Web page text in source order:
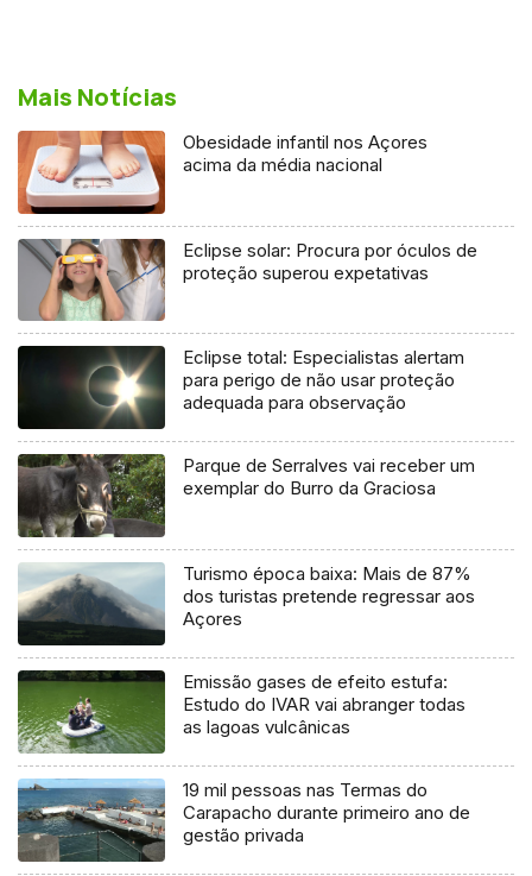
Mais Notícias
Obesidade infantil nos Açores
acima da média nacional
Eclipse solar: Procura por óculos de
proteção superou expetativas
Eclipse total: Especialistas alertam
para perigo de não usar proteção
adequada para observação
Parque de Serralves vai receber um
exemplar do Burro da Graciosa
Turismo época baixa: Mais de 87%
dos turistas pretende regressar aos
Açores
Emissão gases de efeito estufa:
Estudo do IVAR vai abranger todas
as lagoas vulcânicas
19 mil pessoas nas Termas do
Carapacho durante primeiro ano de
gestão privada